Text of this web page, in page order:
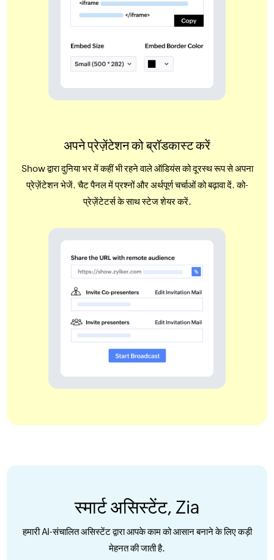
अपने प्रेज़ेंटेशन को ब्रॉडकास्ट करें
Show द्वारा दुनिया भर में कहीं भी रहने वाले ऑडियंस को दूरस्थ रूप से अपना
प्रेज़ेंटेशन भेजें. चैट पैनल में प्रश्नों और अर्थपूर्ण चर्चाओं को बढ़ावा दें. को-
प्रेज़ेंटेटर्स के साथ स्टेज शेयर करें.
स्मार्ट असिस्टेंट, Zia
हमारी AI-संचालित असिस्टेंट द्वारा आपके काम को आसान बनाने के लिए कड़ी
मेहनत की जाती है.